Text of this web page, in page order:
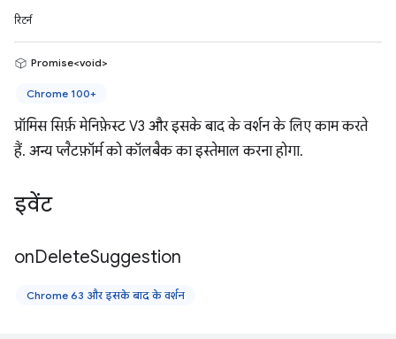
रिटर्न
Promise<void>
Chrome 100+
प्रॉमिस सिर्फ़ मेनिफ़ेस्ट V3 और इसके बाद के वर्शन के लिए काम करते
हैं. अन्य प्लैटफ़ॉर्म को कॉलबैक का इस्तेमाल करना होगा.
इवेंट
onDeleteSuggestion
Chrome 63 और इसके बाद के वर्शन